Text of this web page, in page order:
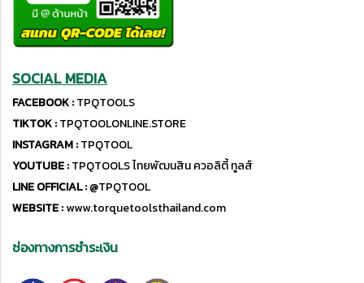
SOCIAL MEDIA
FACEBOOK :TPQTOOLS
TIKTOK :TPQTOOLONLINE.STORE
INSTAGRAM :TPQTOOL
YOUTUBE :TPQTOOLS ไทยพัฒนสิน ควอลิตี้ ทูลส์
LINE OFFICIAL :@TPQTOOL
WEBSITE :www.torquetoolsthailand.com
ช่องทางการชำระเงิน